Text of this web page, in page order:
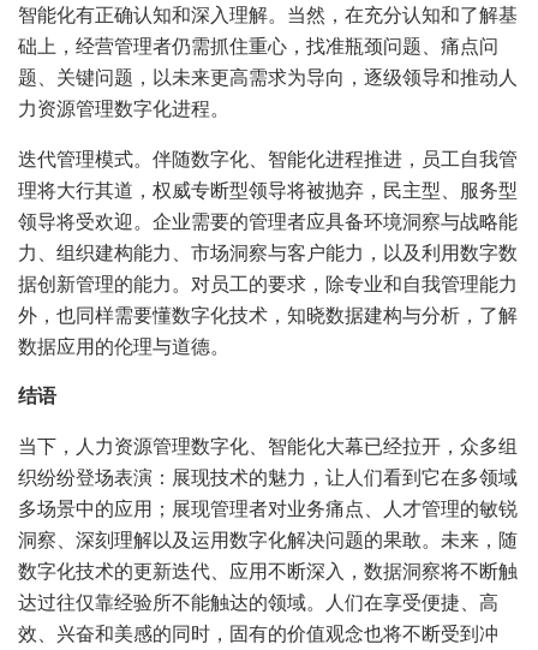
智能化有正确认知和深入理解。当然，在充分认知和了解基
础上，经营管理者仍需抓住重心，找准瓶颈问题、痛点问
题、关键问题，以未来更高需求为导向，逐级领导和推动人
力资源管理数字化进程。
迭代管理模式。伴随数字化、智能化进程推进，员工自我管
理将大行其道，权威专断型领导将被抛弃，民主型、服务型
领导将受欢迎。企业需要的管理者应具备环境洞察与战略能
力、组织建构能力、市场洞察与客户能力，以及利用数字数
据创新管理的能力。对员工的要求，除专业和自我管理能力
外，也同样需要懂数字化技术，知晓数据建构与分析，了解
数据应用的伦理与道德。
结语
当下，人力资源管理数字化、智能化大幕已经拉开，众多组
织纷纷登场表演：展现技术的魅力，让人们看到它在多领域
多场景中的应用；展现管理者对业务痛点、人才管理的敏锐
洞察、深刻理解以及运用数字化解决问题的果敢。未来，随
数字化技术的更新迭代、应用不断深入，数据洞察将不断触
达过往仅靠经验所不能触达的领域。人们在享受便捷、高
效、兴奋和美感的同时，固有的价值观念也将不断受到冲